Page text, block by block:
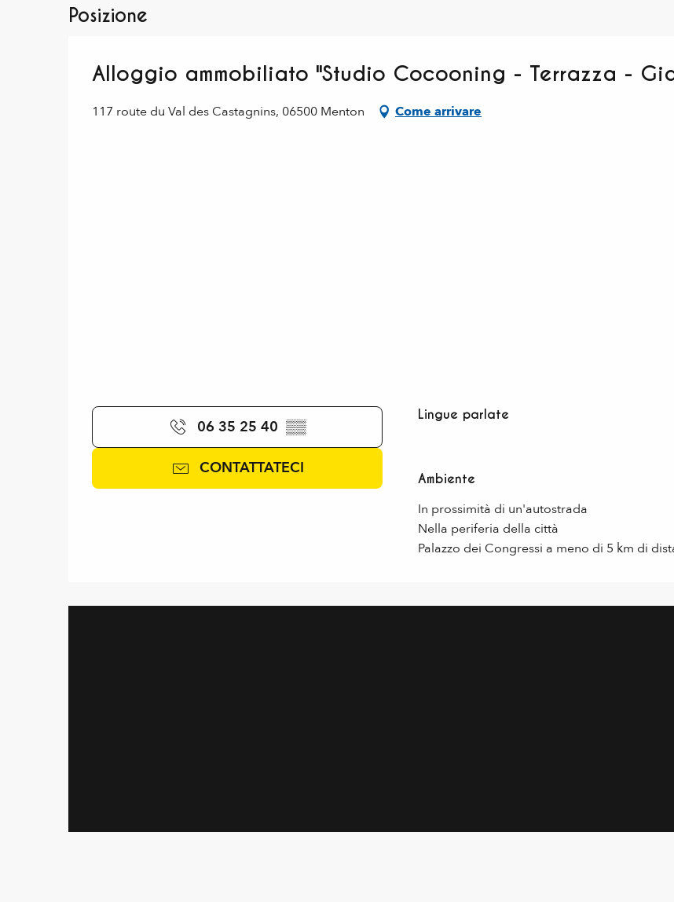
Posizione
Alloggio ammobiliato "Studio Cocooning - Terrazza -
117 route du Val des Castagnins, 06500 Menton Come arrivare
06 35 25 40 ▒▒
CONTATTATECI
Lingue parlate
Lingue parlate
Ambiente
Ambiente
In prossimità di un'autostrada
Nella periferia della città
Palazzo dei Congressi a meno di 5 km di